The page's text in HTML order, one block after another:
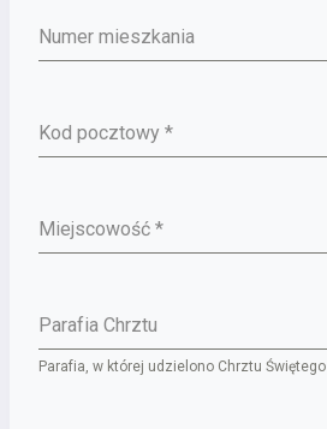
Numer mieszkania
Kod pocztowy *
Miejscowość *
Parafia Chrztu
Parafia, w której udzielono Chrztu Świętego